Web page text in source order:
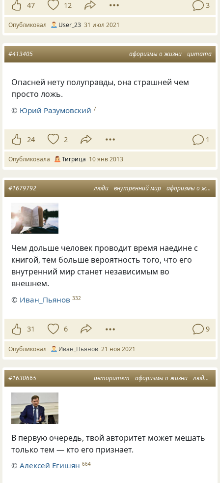
47 12 3
Опубликовал User_23 31 июл 2021
афоризмы о жизни цитата
#413405
Опасней нету полуправды, она страшней чем
просто ложь.
© Юрий Разумовский 7
24 2 1
Опубликовала Тигрица 10 янв 2013
люди внутренний мир афоризмы о жизни
#1679792
Чем дольше человек проводит время наедине с
книгой, тем больше вероятность того, что его
внутренний мир станет независимым во
внешнем.
© Иван_Пьянов 332
31 6 9
Опубликовал Иван_Пьянов 21 ноя 2021
авторитет афоризмы о жизни люди признающие авторитет
#1630665
В первую очередь, твой авторитет может мешать
только тем — кто его признает.
©Алексей Егишян 664